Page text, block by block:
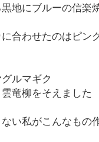
地にブルーの信楽
合わせたのはピン
ルマギク
竜柳をそえました
ない私がこんなもの